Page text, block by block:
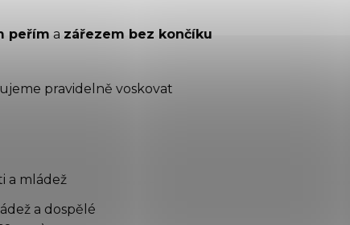
peřím a zářezem bez končíku
pravidelně voskovat
a mládež
a dospělé